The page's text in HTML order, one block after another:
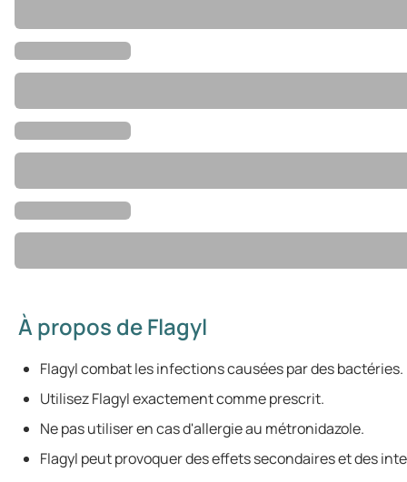
À propos de Flagyl
Flagyl combat les infections causées par des bactéries.
Utilisez Flagyl exactement comme prescrit.
Ne pas utiliser en cas d'allergie au métronidazole.
Flagyl peut provoquer des effets secondaires et des